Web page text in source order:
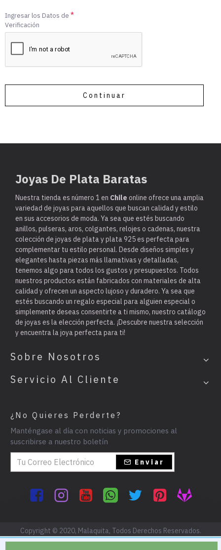
Ingresar los Datos de
Verificación
Continuar
Joyas De Plata Baratas
Nuestra tienda es número 1 en Chile online ofrece una amplia
variedad de joyas para aquellos que buscan calidad y estilo
en sus accesorios de moda. Ya sea que estés buscando
anillos, pulseras, aros, colgantes, relojes o cadenas, nuestra
colección de joyas de plata y plata 925 es perfecta para
complementar tu estilo personal. Desde diseños simples y
elegantes hasta piezas más llamativas y detalladas,
tenemos algo para todos los gustos y presupuestos. Todos
nuestros productos están fabricados con materiales de alta
calidad y ofrecen un aspecto lujoso y duradero. Ya sea que
estés buscando un regalo especial para alguien especial o
simplemente deseas consentirte a ti mismo, nuestro catálogo
de joyas es la elección perfecta. ¡Descubre nuestra selección
y encuentra la joya perfecta para ti!
Sobre Nosotros
Servicio Al Cliente
¿No Quieres Perderte?
Manténgase al día con noticias y promociones al
suscribirse a nuestro boletín
Enviar
Copyright © 2020, Malaquita, Todos Derechos Reservados.